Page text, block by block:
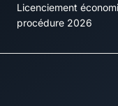
Licenciement
procédure 2026